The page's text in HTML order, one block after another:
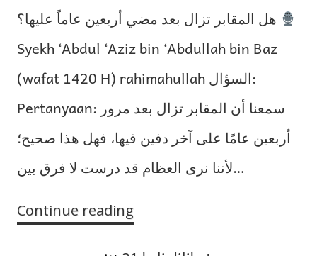
Syekh ‘Abdul ‘Aziz bin ‘Abdullah bin Baz
(wafat 1420 H) rahimahullah السؤال:
Pertanyaan: سمعنا أن المقابر تزال بعد مرور
أربعين عامًا على آخر دفين فيها، فهل هذا صحيح؛
لأننا نرى العظام قد درست لا فرق بين…
Continue reading